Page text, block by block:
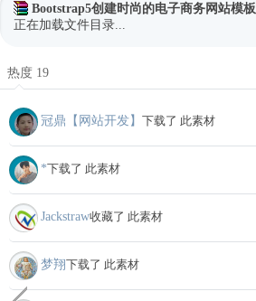
Bootstrap5创建时尚的电子商务网站模板
正在加载文件目录...
热度 19
冠鼎【网站开发】 下载了 此素材
*下载了 此素材
Jackstraw收藏了 此素材
梦翔下载了 此素材